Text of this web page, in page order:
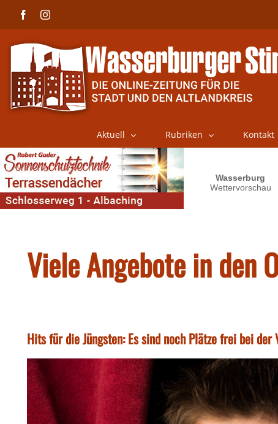
FacebookInstagram
Aktuell Rubriken Kontakt
Viele Angebote in den
Hits für die Jüngsten: Es sind noch Plätze frei bei